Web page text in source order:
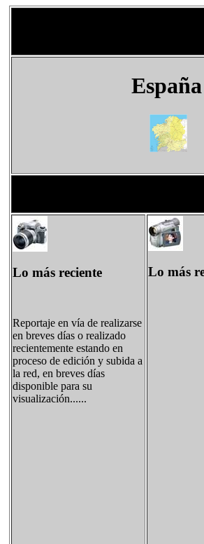
España
Lo más reciente
Reportaje en vía de realizarse
en breves días o realizado
recientemente estando en
proceso de edición y subida a
la red, en breves días
disponible para su
visualización......
Lo más